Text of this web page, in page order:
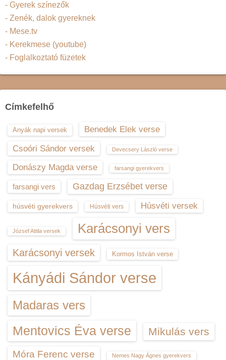
- Gyerek színezők
- Zenék, dalok gyereknek
- Mese.tv
- Kerekmese (youtube)
- Foglalkoztató füzetek
Címkefelhő
Anyák napi versek
Benedek Elek verse
Csoóri Sándor versek
Devecsery László verse
Donászy Magda verse farsangi gyerekvers
farsangi vers Gazdag Erzsébet verse
húsvéti gyerekvers Húsvéti vers Húsvéti versek
József Attila versek Karácsonyi vers
Karácsonyi versek Kormos István verse
Kányádi Sándor verse
Madaras vers
Mentovics Éva verse Mikulás vers
Móra Ferenc verse Nemes Nagy Ágnes gyerekvers